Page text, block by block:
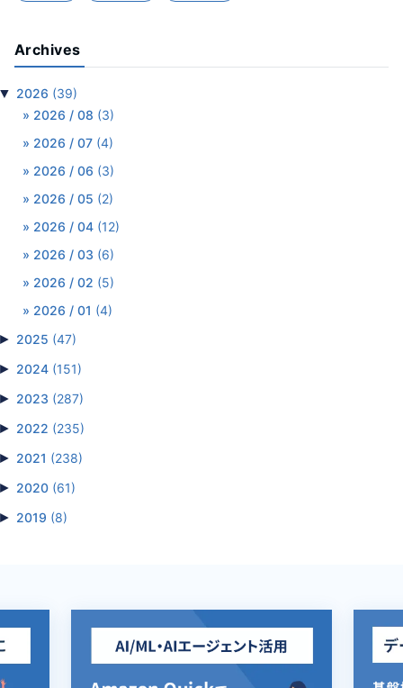
Archives
2026 (39)
2026 / 08 (3)
2026 / 07 (4)
2026 / 06 (3)
2026 / 05 (2)
2026 / 04 (12)
2026 / 03 (6)
2026 / 02 (5)
2026 / 01 (4)
2025 (47)
2024 (151)
2023 (287)
2022 (235)
2021 (238)
2020 (61)
2019 (8)